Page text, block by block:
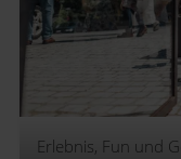
Erlebnis, Fun und